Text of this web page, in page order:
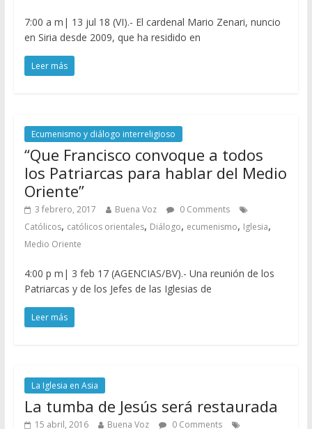
7:00 a m| 13 jul 18 (VI).- El cardenal Mario Zenari, nuncio
en Siria desde 2009, que ha residido en
Leer más
Ecumenismo y diálogo interreligioso
“Que Francisco convoque a todos
los Patriarcas para hablar del Medio
Oriente”
3 febrero, 2017 Buena Voz
0 Comments
Católicos, católicos orientales, Diálogo, ecumenismo, Iglesia,
Medio Oriente
4:00 p m| 3 feb 17 (AGENCIAS/BV).- Una reunión de los
Patriarcas y de los Jefes de las Iglesias de
Leer más
La Iglesia en Asia
La tumba de Jesús será restaurada
15 abril, 2016 Buena Voz
0 Comments